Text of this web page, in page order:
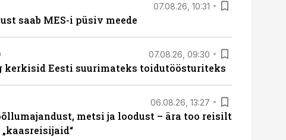
07.08.26, 10:31
saab MES-i püsiv meede
07.08.26, 09:30
kerkisid Eesti suurimateks toidutöösturiteks
06.08.26, 13:27
metsi ja loodust – ära too reisilt